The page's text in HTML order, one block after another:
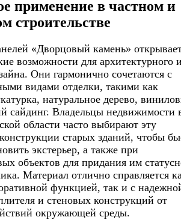
применение в частном и
строительстве
«Дворцовый камень»
возможности для архитектурного
Они гармонично сочетаются с
видами отделки, такими как
натуральное дерево,
сайдинг. Владельцы недвижимости
области часто выбирают эту
старых зданий, чтобы
экстерьер, а также при
объектов для придания им
Материал отлично справляется
функцией, так и с
и стеновых конструкций от
окружающей среды.